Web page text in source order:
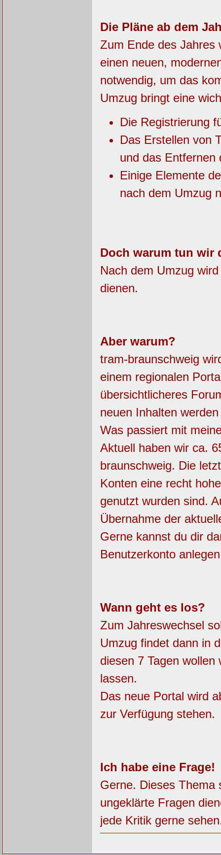
Die Pläne ab dem
Zum Ende des Jahres
einen neuen,
notwendig, um das
Umzug bringt eine
Die Registrierung
Das Erstellen von
und das Entfernen
Einige Elemente
nach dem Umzug
Doch warum tun wir
Nach dem Umzug
dienen.
Aber warum?
tram-braunschweig
einem regionalen
übersichtlicheres
neuen Inhalten
Was passiert mit
Aktuell haben wir ca.
braunschweig. Die
Konten eine recht
genutzt wurden sind.
Übernahme der
Gerne kannst du dir
Benutzerkonto
Wann geht es los?
Zum Jahreswechsel
Umzug findet dann in
diesen 7 Tagen
lassen.
Das neue Portal wird
zur Verfügung stehen.
Ich habe eine Frage!
Gerne. Dieses Thema
ungeklärte Fragen
jede Kritik gerne